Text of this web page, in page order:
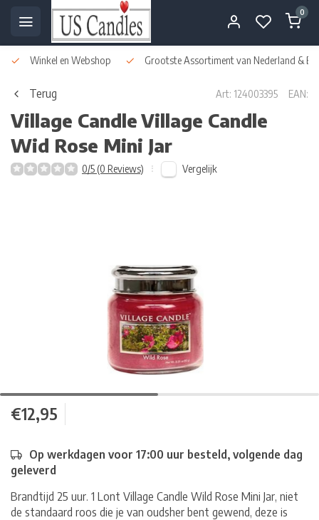
0
Winkel en Webshop Grootste Assortiment van Nederland &
Terug Art: 124003395 EAN:
Village CandleVillage Candle
Wid Rose Mini Jar
0/5 (0 Reviews) Vergelijk
€12,95
Op werkdagen voor 17:00 uur besteld, volgende dag
geleverd
Brandtijd 25 uur. 1 Lont Village Candle Wild Rose Mini Jar, niet
de standaard roos die je van oudsher bent gewend, deze is